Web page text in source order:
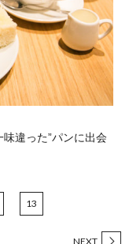
違った”パンに出会
13
NEXT